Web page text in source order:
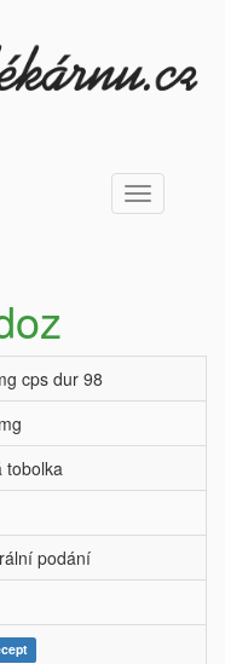
Toggle
navigation
cps dur 98
tobolka
podání